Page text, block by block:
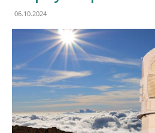
06.10.2024